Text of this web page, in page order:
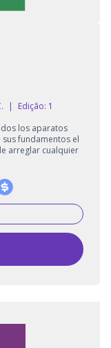
Edição: 1
los aparatos
fundamentos el
arreglar cualquier